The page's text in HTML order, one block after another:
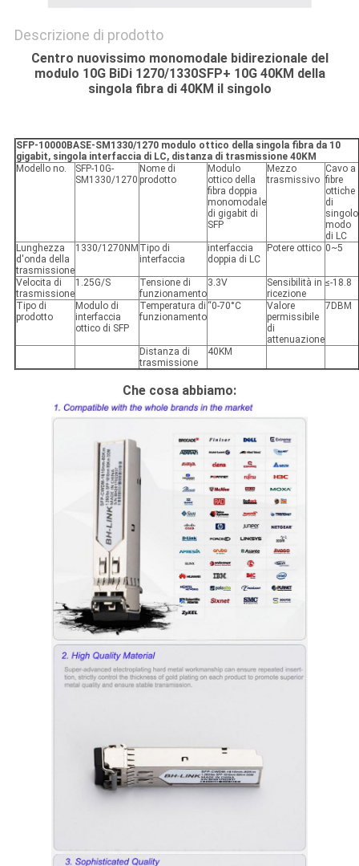
Descrizione di prodotto
Centro nuovissimo monomodale bidirezionale del
modulo 10G BiDi 1270/1330SFP+ 10G 40KM della
singola fibra di 40KM il singolo
SFP-10000BASE-SM1330/1270 modulo ottico della singola fibra da 10
gigabit, singola interfaccia di LC, distanza di trasmissione 40KM
Modello no.
SFP-10G-
SM1330/1270
Nome di
prodotto
Modulo
ottico della
fibra doppia
monomodale
di gigabit di
SFP
Mezzo
trasmissivo
Cavo a
fibre
ottiche
di
singolo
modo
di LC
Lunghezza
d'onda della
trasmissione
1330/1270NM Tipo di
interfaccia
interfaccia
doppia di LC
Potere ottico 0~5
Velocita di
trasmissione
1.25G/S
Tensione di
funzionamento
3.3V
Sensibilità in
ricezione
≤-18.8
Tipo di
prodotto
Modulo di
interfaccia
ottico di SFP
Temperatura di
funzionamento
“0-70°C
Valore
permissibile
di
attenuazione
7DBM
Distanza di
trasmissione
40KM
Che cosa abbiamo: